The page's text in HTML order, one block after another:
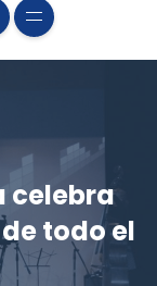
celebra
todo el